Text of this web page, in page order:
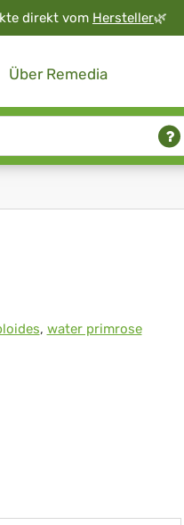
direkt vom Hersteller🌿
Über Remedia
, water primrose